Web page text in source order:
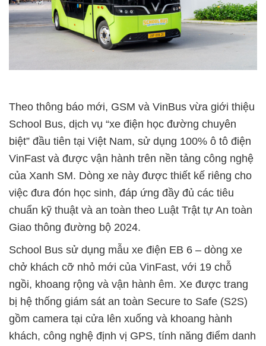
Theo thông báo mới, GSM và VinBus vừa giới thiệu
School Bus, dịch vụ “xe điện học đường chuyên
biệt” đầu tiên tại Việt Nam, sử dụng 100% ô tô điện
VinFast và được vận hành trên nền tảng công nghệ
của Xanh SM. Dòng xe này được thiết kế riêng cho
việc đưa đón học sinh, đáp ứng đầy đủ các tiêu
chuẩn kỹ thuật và an toàn theo Luật Trật tự An toàn
Giao thông đường bộ 2024.
School Bus sử dụng mẫu xe điện EB 6 – dòng xe
chở khách cỡ nhỏ mới của VinFast, với 19 chỗ
ngồi, khoang rộng và vận hành êm. Xe được trang
bị hệ thống giám sát an toàn Secure to Safe (S2S)
gồm camera tại cửa lên xuống và khoang hành
khách, công nghệ định vị GPS, tính năng điểm danh